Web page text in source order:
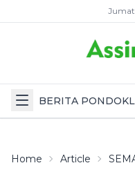
BERITA PONDOK
Home Article